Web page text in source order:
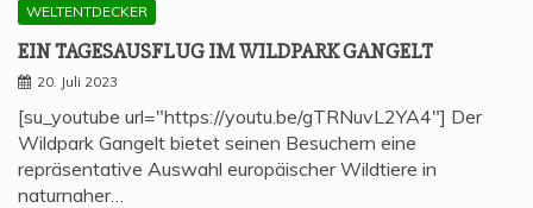
WELTENTDECKER
EIN TAGES­AUS­FLUG IM WILD­PARK GANGELT
20. Juli 2023
[su_youtube url="https://youtu.be/gTRNuvL2YA4"] Der
Wildpark Gangelt bietet seinen Besuchern eine
repräsentative Auswahl europäischer Wildtiere in
naturnaher…